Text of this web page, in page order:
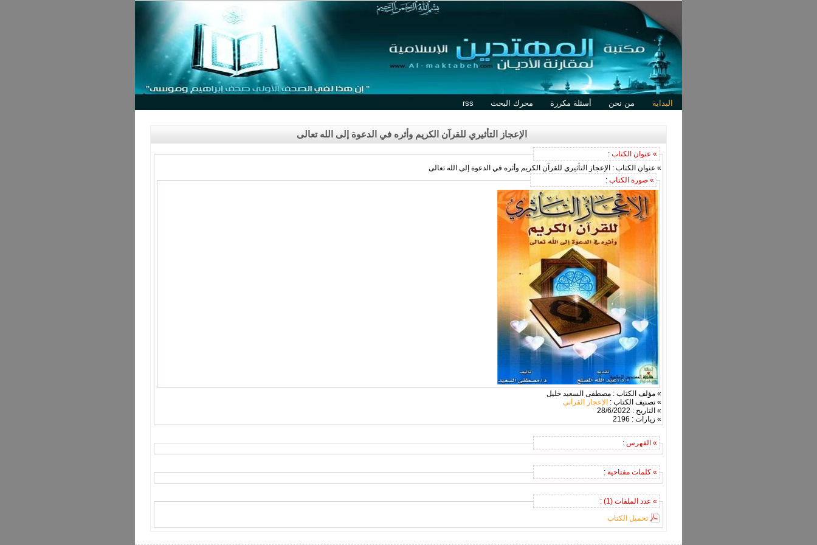
البداية من نحن أسئلة مكررة محرك البحث rss
الإعجاز التأثيري للقرآن الكريم وأثره في الدعوة إلى الله تعالى
» عنوان الكتاب :
» عنوان الكتاب : الإعجاز التأثيري للقرآن الكريم وأثره في الدعوة إلى الله تعالى
» صورة الكتاب :
» مؤلف الكتاب : مصطفى السعيد خليل
» تصنيف الكتاب : الإعجاز القرآني
» التاريخ : 28/6/2022
» زيارات : 2196
» الفهرس :
» كلمات مفتاحية :
» عدد الملفات (1) :
تحميل الكتاب